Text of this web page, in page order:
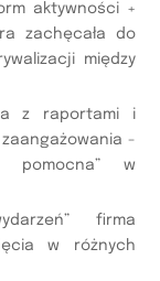
aktywności +
zachęcała do
między
z raportami i
-
pomocna” w
firma
w różnych